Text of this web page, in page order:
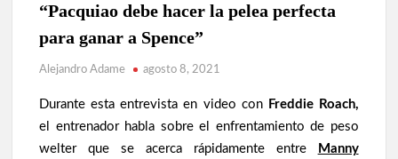
BOXEO
ASIÁTICO
LEYENDAS
NOTICIAS
“Pacquiao debe hacer la pelea perfecta
para ganar a Spence”
Alejandro Adame agosto 8, 2021
Durante esta entrevista en video con Freddie Roach,
el entrenador habla sobre el enfrentamiento de peso
welter que se acerca rápidamente entre
Manny